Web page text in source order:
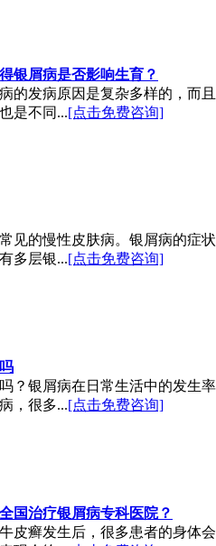
银屑病是否影响生育？
的发病原因是复杂多样的，而且
是不同...[点击免费咨询]
见的慢性皮肤病。银屑病的症状
多层银...[点击免费咨询]
？银屑病在日常生活中的发生率
，很多...[点击免费咨询]
国治疗银屑病专科医院？
皮癣发生后，很多患者的身体会